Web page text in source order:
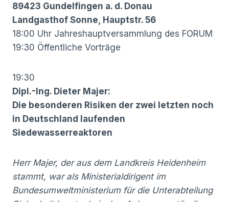
89423 Gundelfingen a. d. Donau
Landgasthof Sonne, Hauptstr. 56
18:00 Uhr Jahreshauptversammlung des FORUM
19:30 Öffentliche Vorträge
19:30
Dipl.-Ing. Dieter Majer:
Die besonderen Risiken der zwei letzten noch
in Deutschland laufenden
Siedewasserreaktoren
Herr Majer, der aus dem Landkreis Heidenheim
stammt, war als Ministerialdirigent im
Bundesumweltministerium für die Unterabteilung